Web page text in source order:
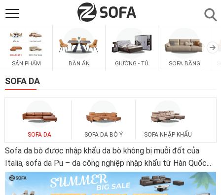
SẢN PHẨM
SOFAS
PHÒNG ĂN
PHÒNG KHÁCH
LIÊN HỆ
SẢN PHẨM BÀN ĂN GIƯỜNG - TỦ SOFA BĂNG
SOFA DA
SOFA DA SOFA DA BÒ Ý SOFA NHẬP KHẨU
Sofa da bò được nhập khẩu da bò không bị muỗi đốt của
Italia, sofa da Pu – da công nghiệp nhập khẩu từ Hàn Quốc...